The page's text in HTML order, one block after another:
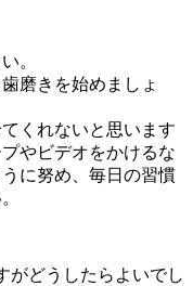
。
磨きを始めましょ
くれないと思います
やビデオをかけるな
に努め、毎日の習慣
がどうしたらよいでし